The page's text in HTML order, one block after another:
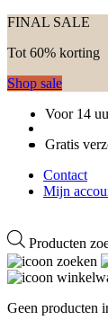
FINAL SALE
Tot 60% korting
Shop sale
Voor 14
Gratis
Contact
Mijn
Producten
Geen producten